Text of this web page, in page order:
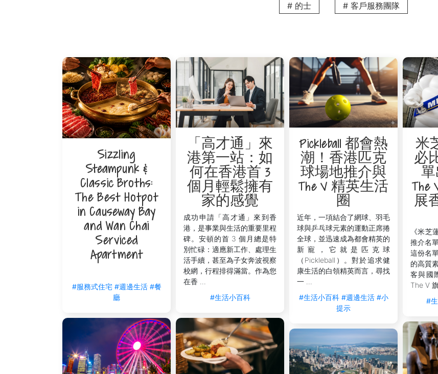
台或「一梯一伙」高私隱設計的特色單位。無論是獨自來港工作還是舉家來港居住，作為香港高才通
邊的生活配套極為完善，鄰近大型商場、米芝蓮餐廳及充滿特色的咖啡店。讓您在繁華的都市生活中，
H3: 鬧中取靜的高尚住宅區：V Happy Valley
如果您在忙碌的工作後渴望一片寧靜的居所，V Happy Valley 是您的理想之選。公寓坐落在傳統豪宅
靜優雅的家。跑馬地區洋溢著濃厚的中西文化氣息，亦是外籍人士的居住首選，周邊更設有多間特色
活氛圍，適合追求品味與寧靜生活的您。
西九龍交通樞紐：The LODGE by V
The LODGE by V 適合需要頻繁往返內地與香港的專才，公寓鄰近西九龍高鐵站，無縫連接大灣區，
交通，這裡緊鄰西九文化區及圓方，讓您在工餘時間能輕鬆欣賞世界級的藝術展覽及享受購物樂趣，
景，感受香港迷人的都會魅力。
立即預訂 The V 服務式公寓，輕鬆展開您的香港新生活
初到香港，安頓生活往往是開展新篇章最重要的一步，The V 為申請香港高才計劃的專才打造一個溫
天即可拎包入住。將繁瑣的行政與租務細節交給 The V，讓您與家人專注當下，安心融入香港新生活。
# 的士 # 客戶服務團隊
Sizzling
Steampunk &
Classic Broths:
The Best Hotpot
in Causeway Bay
and Wan Chai
Serviced
Apartment
#服務式住宅 #週邊生活 #餐
廳
「高才通」來
港第一站：如
何在香港首 3
個月輕鬆擁有
家的感覺
成功申請「高才通」來到香
港，是事業與生活的重要里程
碑。安頓的首 3 個月總是特
別忙碌：適應新工作、處理生
活手續，甚至為子女奔波視察
校網，行程排得滿當。作為您
在香 ...
#生活小百科
Pickleball 都會熱
潮！香港匹克
球場地推介與
The V 精英生活
圈
近年，一項結合了網球、羽毛
球與乒乓球元素的運動正席捲
全球，並迅速成為都會精英的
新寵，它就是匹克球
（Pickleball）。對於追求健
康生活的白領精英而言，尋找
一 ...
#生活小百科 #週邊生活 #小
提示
米
必
The
展
《米芝
推介名
這份名
的高質
客與國
The V
#